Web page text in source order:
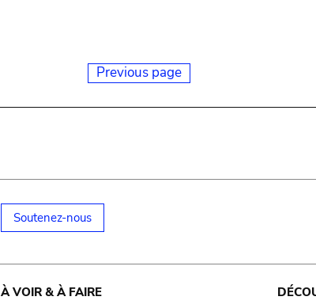
Previous page
Soutenez-nous
À VOIR & À FAIRE